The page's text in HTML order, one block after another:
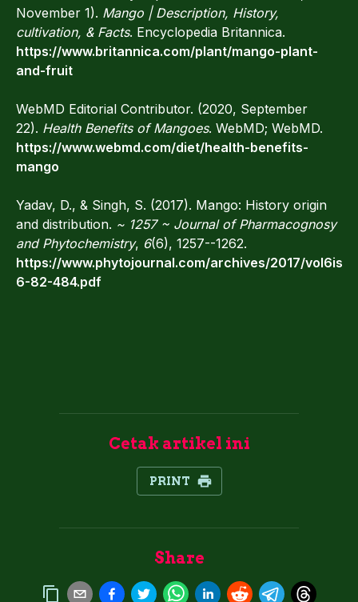
November 1). Mango | Description, History,
cultivation, & Facts. Encyclopedia Britannica.
https://www.britannica.com/plant/mango-plant-
and-fruit
WebMD Editorial Contributor. (2020, September
22). Health Benefits of Mangoes. WebMD; WebMD.
https://www.webmd.com/diet/health-benefits-
mango
Yadav, D., & Singh, S. (2017). Mango: History origin
and distribution. ~ 1257 ~ Journal of Pharmacognosy
and Phytochemistry, 6(6), 1257--1262.
https://www.phytojournal.com/archives/2017/
6-82-484.pdf
Cetak artikel ini
PRINT
Share